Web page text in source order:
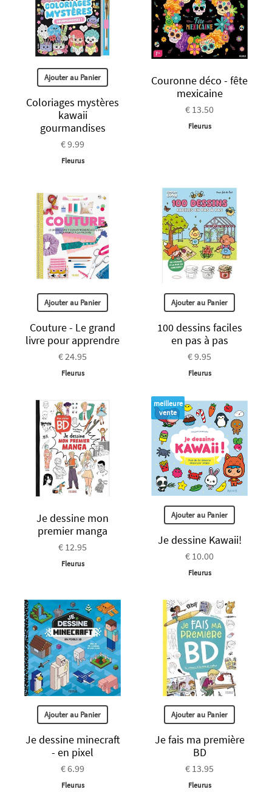
Ajouter au Panier
Coloriages mystères
kawaii
gourmandises
€ 9.99
Fleurus
Couronne déco - fête
mexicaine
€ 13.50
Fleurus
Ajouter au Panier
Couture - Le grand
livre pour apprendre
€ 24.95
Fleurus
Ajouter au Panier
100 dessins faciles
en pas à pas
€ 9.95
Fleurus
Je dessine mon
premier manga
€ 12.95
Fleurus
meilleure
vente
Ajouter au Panier
Je dessine Kawaii!
€ 10.00
Fleurus
Ajouter au Panier
Je dessine minecraft
- en pixel
€ 6.99
Fleurus
Ajouter au Panier
Je fais ma première
BD
€ 13.95
Fleurus